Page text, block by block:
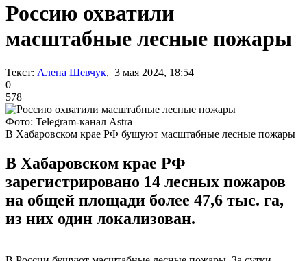
Россию охватили
масштабные лесные пожары
Текст: Алена Шевчук, 3 мая 2024, 18:54
0
578
Фото: Telegram-канал Astra
В Хабаровском крае РФ бушуют масштабные лесные пожары
В Хабаровском крае РФ
зарегистрировано 14 лесных пожаров
на общей площади более 47,6 тыс. га,
из них один локализован.